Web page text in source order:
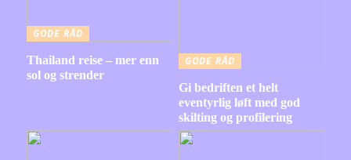
GODE RÅD
Thailand reise – mer enn
sol og strender
GODE RÅD
Gi bedriften et helt
eventyrlig løft med god
skilting og profilering